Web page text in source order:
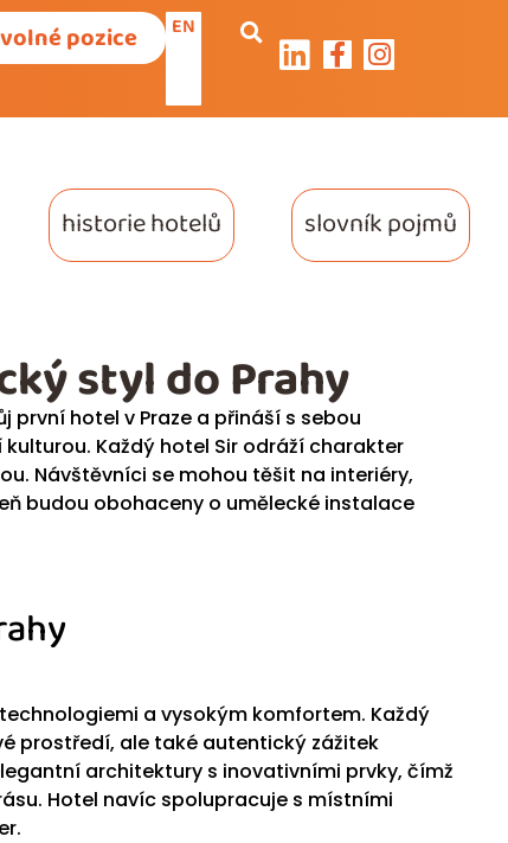
pozice EN
historie hotelů slovník pojmů
první hotel v Praze a přináší s sebou
Každý hotel Sir odráží charakter
Návštěvníci se mohou těšit na interiéry,
budou obohaceny o umělecké instalace
a vysokým komfortem. Každý
prostředí, ale také autentický zážitek
architektury s inovativními prvky, čímž
Hotel navíc spolupracuje s místními
styl do Prahy